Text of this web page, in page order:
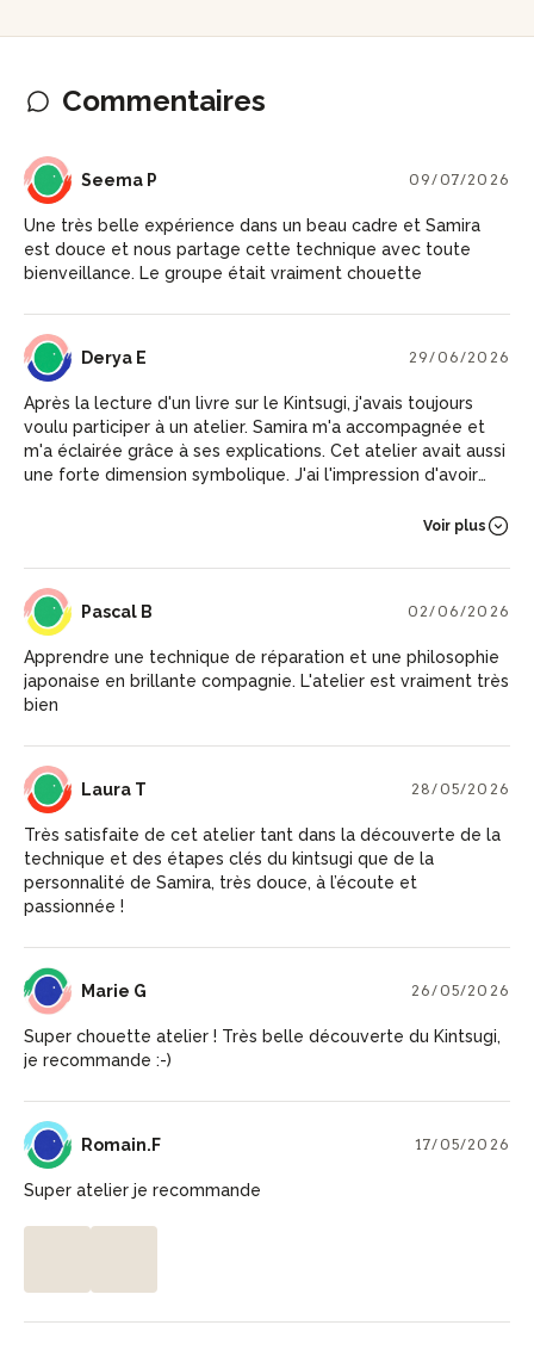
Commentaires
SP Seema P 09/07/2026
Une très belle expérience dans un beau cadre et Samira
est douce et nous partage cette technique avec toute
bienveillance. Le groupe était vraiment chouette
DE Derya E 29/06/2026
Après la lecture d'un livre sur le Kintsugi, j'avais toujours
voulu participer à un atelier. Samira m'a accompagnée et
m'a éclairée grâce à ses explications. Cet atelier avait aussi
une forte dimension symbolique. J'ai l'impression d'avoir
Voir plus
PB Pascal B 02/06/2026
Apprendre une technique de réparation et une philosophie
japonaise en brillante compagnie. L'atelier est vraiment très
bien
LT Laura T 28/05/2026
Très satisfaite de cet atelier tant dans la découverte de la
technique et des étapes clés du kintsugi que de la
personnalité de Samira, très douce, à l’écoute et
passionnée !
MG Marie G 26/05/2026
Super chouette atelier ! Très belle découverte du Kintsugi,
je recommande :-)
R Romain.F 17/05/2026
Super atelier je recommande